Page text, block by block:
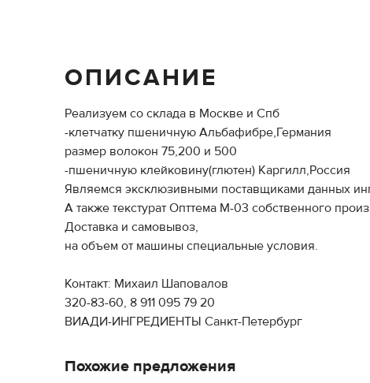
ОПИСАНИЕ
Реализуем со склада в Москве и Спб
-клетчатку пшеничную Альбафибре,Германия
размер волокон 75,200 и 500
-пшеничную клейковину(глютен) Каргилл,Россия
Являемся эксклюзивными поставщиками данных
А также текстурат Опттема М-03 собственного
Доставка и самовывоз,
на объем от машины специальные условия.
Контакт: Михаил Шаповалов
320-83-60, 8 911 095 79 20
ВИАДИ-ИНГРЕДИЕНТЫ Санкт-Петербург
Похожие предложения